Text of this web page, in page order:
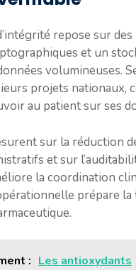
repose sur des
et un
volumineuses.
projets nationaux,
au patient sur ses
sur la réduction
et sur
la coordination
prépare la
: Les antioxydants